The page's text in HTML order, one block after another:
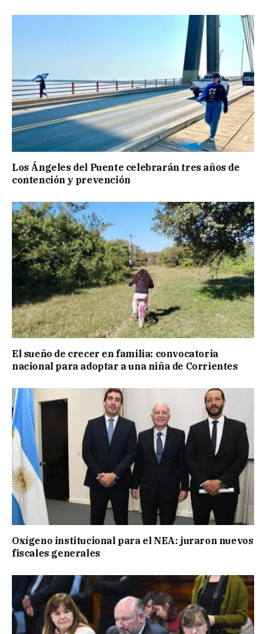
Los Ángeles del Puente celebrarán tres años de
contención y prevención
El sueño de crecer en familia: convocatoria
nacional para adoptar a una niña de Corrientes
Oxígeno institucional para el NEA: juraron nuevos
fiscales generales